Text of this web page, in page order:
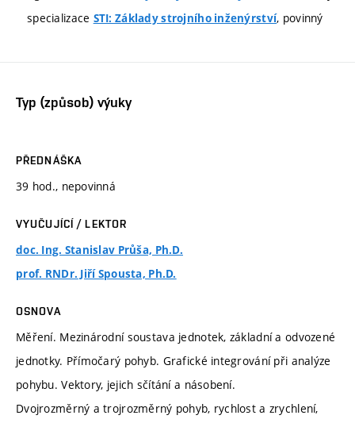
specializace STI: Základy strojního inženýrství, povinný
Typ (způsob) výuky
PŘEDNÁŠKA
39 hod., nepovinná
VYUČUJÍCÍ / LEKTOR
doc. Ing. Stanislav Průša, Ph.D.
prof. RNDr. Jiří Spousta, Ph.D.
OSNOVA
Měření. Mezinárodní soustava jednotek, základní a odvozené
jednotky. Přímočarý pohyb. Grafické integrování při analýze
pohybu. Vektory, jejich sčítání a násobení.
Dvojrozměrný a trojrozměrný pohyb, rychlost a zrychlení,